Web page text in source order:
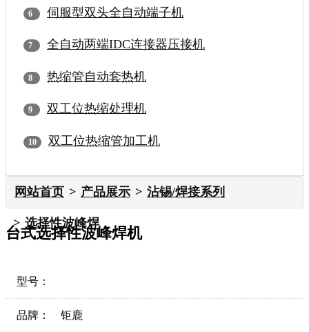
伺服型双头全自动端子机
全自动两端IDC连接器压接机
热缩管自动套热机
双工位热缩处理机
双工位热缩管加工机
网站首页 产品展示 沾锡/焊接系列
选择性波峰焊
台式选择性波峰焊机
型号：
品牌： 钜鹿